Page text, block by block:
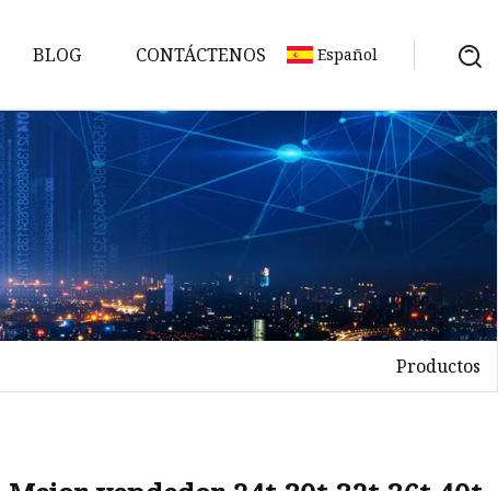
BLOG CONTÁCTENOS Español
Productos